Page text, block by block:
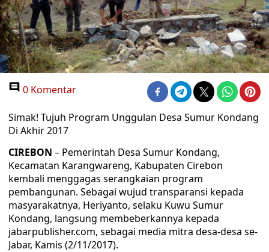
0 Komentar
Simak! Tujuh Program Unggulan Desa Sumur Kondang
Di Akhir 2017
CIREBON – Pemerintah Desa Sumur Kondang,
Kecamatan Karangwareng, Kabupaten Cirebon
kembali menggagas serangkaian program
pembangunan. Sebagai wujud transparansi kepada
masyarakatnya, Heriyanto, selaku Kuwu Sumur
Kondang, langsung membeberkannya kepada
jabarpublisher.com, sebagai media mitra desa-desa se-
Jabar, Kamis (2/11/2017).